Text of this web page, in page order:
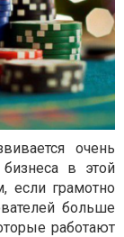
очень
в этой
если грамотно
больше
работают